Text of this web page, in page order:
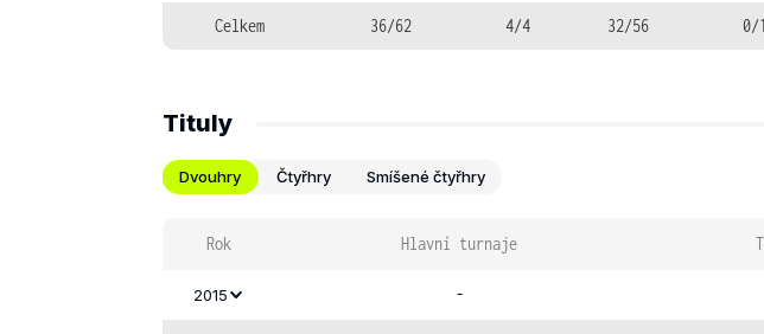
Celkem 36/62 4/4 32/56 0/1
Tituly
Dvouhry Čtyřhry Smíšené čtyřhry
Rok Hlavní turnaje
2015 -